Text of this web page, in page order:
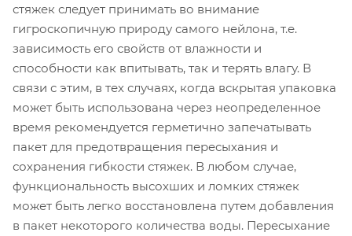
стяжек следует принимать во внимание
гигроскопичную природу самого нейлона, т.е.
зависимость его свойств от влажности и
способности как впитывать, так и терять влагу. В
связи с этим, в тех случаях, когда вскрытая упаковка
может быть использована через неопределенное
время рекомендуется герметично запечатывать
пакет для предотвращения пересыхания и
сохранения гибкости стяжек. В любом случае,
функциональность высохших и ломких стяжек
может быть легко восстановлена путем добавления
в пакет некоторого количества воды. Пересыхание